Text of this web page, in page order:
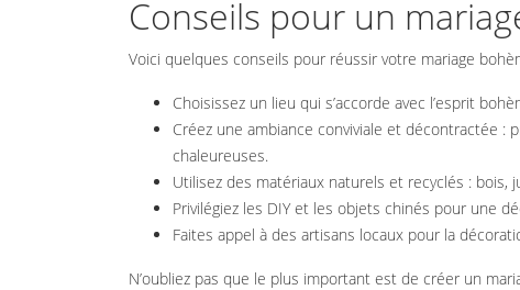
Conseils pour un
Voici quelques conseils pour réussir votre mariage
Choisissez un lieu qui s’accorde avec l’esprit
Créez une ambiance conviviale et décontractée :
chaleureuses.
Utilisez des matériaux naturels et recyclés : bois,
Privilégiez les DIY et les objets chinés pour une
Faites appel à des artisans locaux pour la
N’oubliez pas que le plus important est de créer un